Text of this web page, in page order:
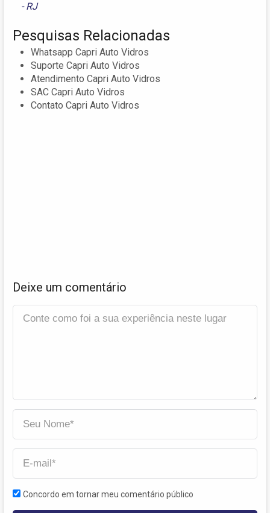
- RJ
Pesquisas Relacionadas
Whatsapp Capri Auto Vidros
Suporte Capri Auto Vidros
Atendimento Capri Auto Vidros
SAC Capri Auto Vidros
Contato Capri Auto Vidros
Deixe um comentário
Concordo em tornar meu comentário público